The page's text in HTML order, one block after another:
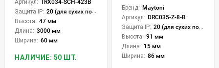
Артикул: TRX034-SCH-423B
Защита IP: 20 (для сухих пом.)
Высота: 47 мм
Длина: 3000 мм
Ширина: 60 мм
НАЛИЧИЕ: 50 ШТ.
Бренд: Maytoni
Артикул: DRC035-Z-8-B
Защита IP: 20 (для сухих пом.)
Высота: 91 мм
Длина: 15 мм
Ширина: 86 мм